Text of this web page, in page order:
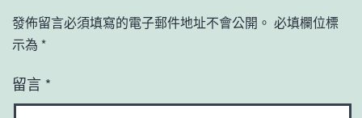
發佈留言必須填寫的電子郵件地址不會公開。 必填欄位標
示為 *
留言 *